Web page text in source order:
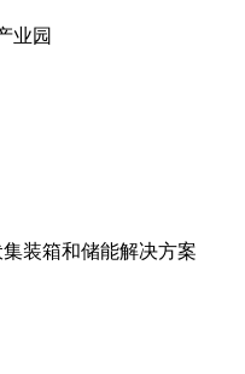
业园
装箱和储能解决方案